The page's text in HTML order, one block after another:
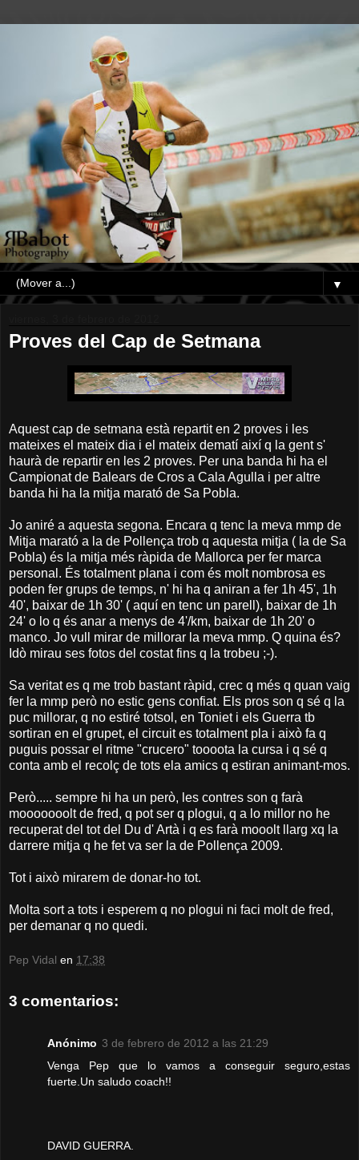
▼
Proves del Cap de Setmana
Aquest cap de setmana està repartit en 2 proves i les
mateixes el mateix dia i el mateix dematí així q la gent s'
haurà de repartir en les 2 proves. Per una banda hi ha el
Campionat de Balears de Cros a Cala Agulla i per altre
banda hi ha la mitja marató de Sa Pobla.
Jo aniré a aquesta segona. Encara q tenc la meva mmp de
Mitja marató a la de Pollença trob q aquesta mitja ( la de Sa
Pobla) és la mitja més ràpida de Mallorca per fer marca
personal. És totalment plana i com és molt nombrosa es
poden fer grups de temps, n' hi ha q aniran a fer 1h 45', 1h
40', baixar de 1h 30' ( aquí en tenc un parell), baixar de 1h
24' o lo q és anar a menys de 4'/km, baixar de 1h 20' o
manco. Jo vull mirar de millorar la meva mmp. Q quina és?
Idò mirau ses fotos del costat fins q la trobeu ;-).
Sa veritat es q me trob bastant ràpid, crec q més q quan vaig
fer la mmp però no estic gens confiat. Els pros son q sé q la
puc millorar, q no estiré totsol, en Toniet i els Guerra tb
sortiran en el grupet, el circuit es totalment pla i això fa q
puguis possar el ritme "crucero" toooota la cursa i q sé q
conta amb el recolç de tots ela amics q estiran animant-mos.
Però..... sempre hi ha un però, les contres son q farà
mooooooolt de fred, q pot ser q plogui, q a lo millor no he
recuperat del tot del Du d' Artà i q es farà mooolt llarg xq la
darrere mitja q he fet va ser la de Pollença 2009.
Tot i això mirarem de donar-ho tot.
Molta sort a tots i esperem q no plogui ni faci molt de fred,
per demanar q no quedi.
Pep Vidal en 17:38
3 comentarios:
Anónimo 3 de febrero de 2012 a las 21:29
Venga Pep que lo vamos a conseguir seguro,estas
fuerte.Un saludo coach!!
DAVID GUERRA.